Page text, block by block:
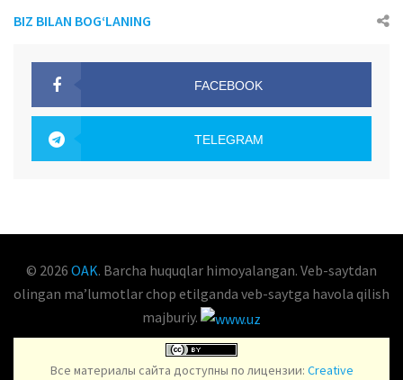
BIZ BILAN BOG‘LANING
FACEBOOK
TELEGRAM
© 2026 OAK. Barcha huquqlar himoyalangan. Veb-saytdan
olingan maʼlumotlar chop etilganda veb-saytga havola qilish
majburiy.
Все материалы сайта доступны по лицензии: Creative